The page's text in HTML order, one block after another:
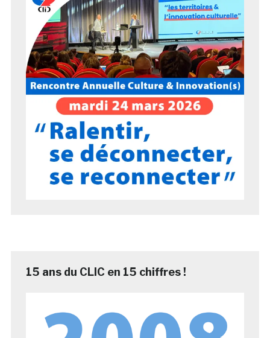
15 ans du CLIC en 15 chiffres !